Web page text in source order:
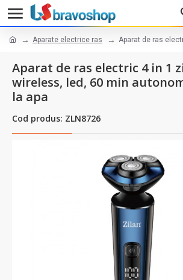
Aparate electrice ras Aparat de ras
Aparat de ras electric 4 in 1
wireless, led, 60 min
la apa
Cod produs: ZLN8726